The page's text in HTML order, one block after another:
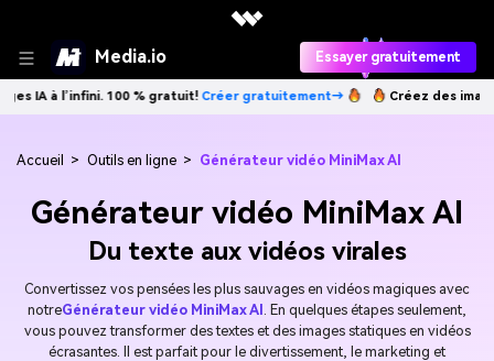
Media.io Essayer gratuitement
100 % gratuit!Créer gratuitement→ Créez des images IA à
Accueil > Outils en ligne > Générateur vidéo MiniMax AI
Générateur vidéo MiniMax AI
Du texte aux vidéos virales
Convertissez vos pensées les plus sauvages en vidéos magiques avec
notreGénérateur vidéo MiniMax AI
. En quelques étapes seulement,
vous pouvez transformer des textes et des images statiques en vidéos
écrasantes. Il est parfait pour le divertissement, le marketing et